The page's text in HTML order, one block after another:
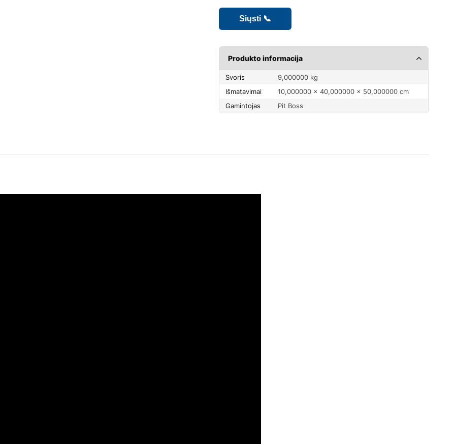
Produkto informacija
Svoris
9,000000 kg
Išmatavimai
10,000000 × 40,000000 × 50,000000 cm
Gamintojas
Pit Boss